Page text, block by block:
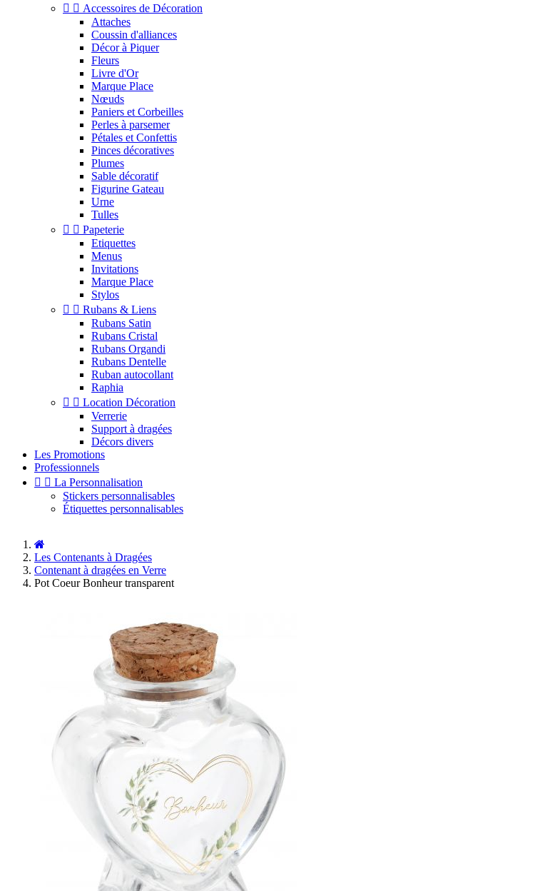
  Accessoires de Décoration
Attaches
Coussin d'alliances
Décor à Piquer
Fleurs
Livre d'Or
Marque Place
Nœuds
Paniers et Corbeilles
Perles à parsemer
Pétales et Confettis
Pinces décoratives
Plumes
Sable décoratif
Figurine Gateau
Urne
Tulles
  Papeterie
Etiquettes
Menus
Invitations
Marque Place
Stylos
  Rubans & Liens
Rubans Satin
Rubans Cristal
Rubans Organdi
Rubans Dentelle
Ruban autocollant
Raphia
  Location Décoration
Verrerie
Support à dragées
Décors divers
Les Promotions
Professionnels
  La Personnalisation
Stickers personnalisables
Étiquettes personnalisables
Les Contenants à Dragées
Contenant à dragées en Verre
Pot Coeur Bonheur transparent